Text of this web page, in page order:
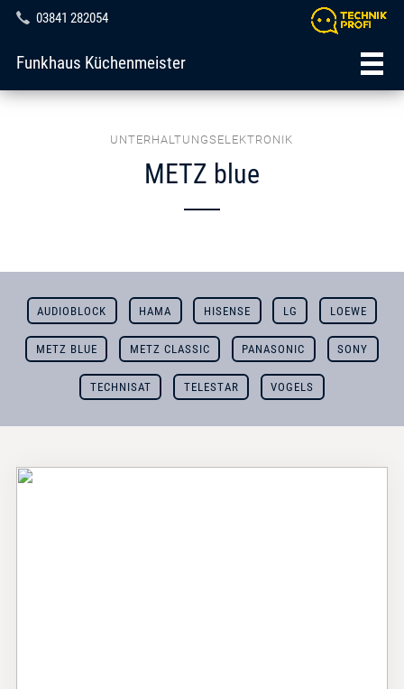
03841 282054
Funkhaus Küchenmeister
UNTERHALTUNGSELEKTRONIK
METZ blue
AUDIOBLOCK HAMA HISENSE LG LOEWE
METZ BLUE METZ CLASSIC PANASONIC SONY
TECHNISAT TELESTAR VOGELS